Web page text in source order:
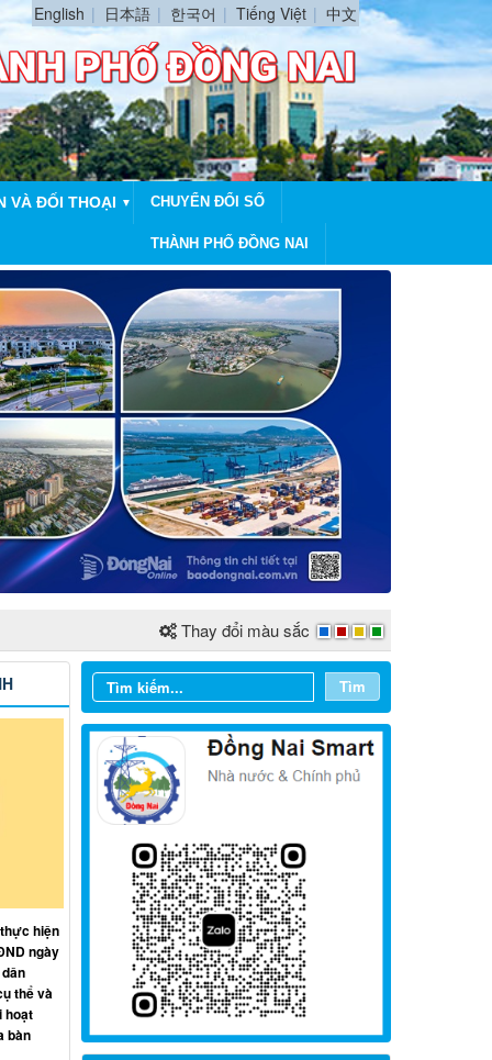
English 日本語 한국어 Tiếng Việt 中文
VÀ ĐỐI THOẠI ▼ CHUYỂN ĐỔI SỐ
THÀNH PHỐ ĐỒNG NAI
Thay đổi màu sắc
Tìm
Từ ngày 03/8/2026 đến ngày
09/8/2026
Từ ngày 27/7/2026 đến ngày
02/8/2026
Từ ngày 20/7/2026 đến ngày
26/7/2026
18/7/2026
hiện
ngày
thể và
hoạt
bàn